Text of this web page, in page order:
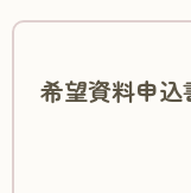
希望資料申込